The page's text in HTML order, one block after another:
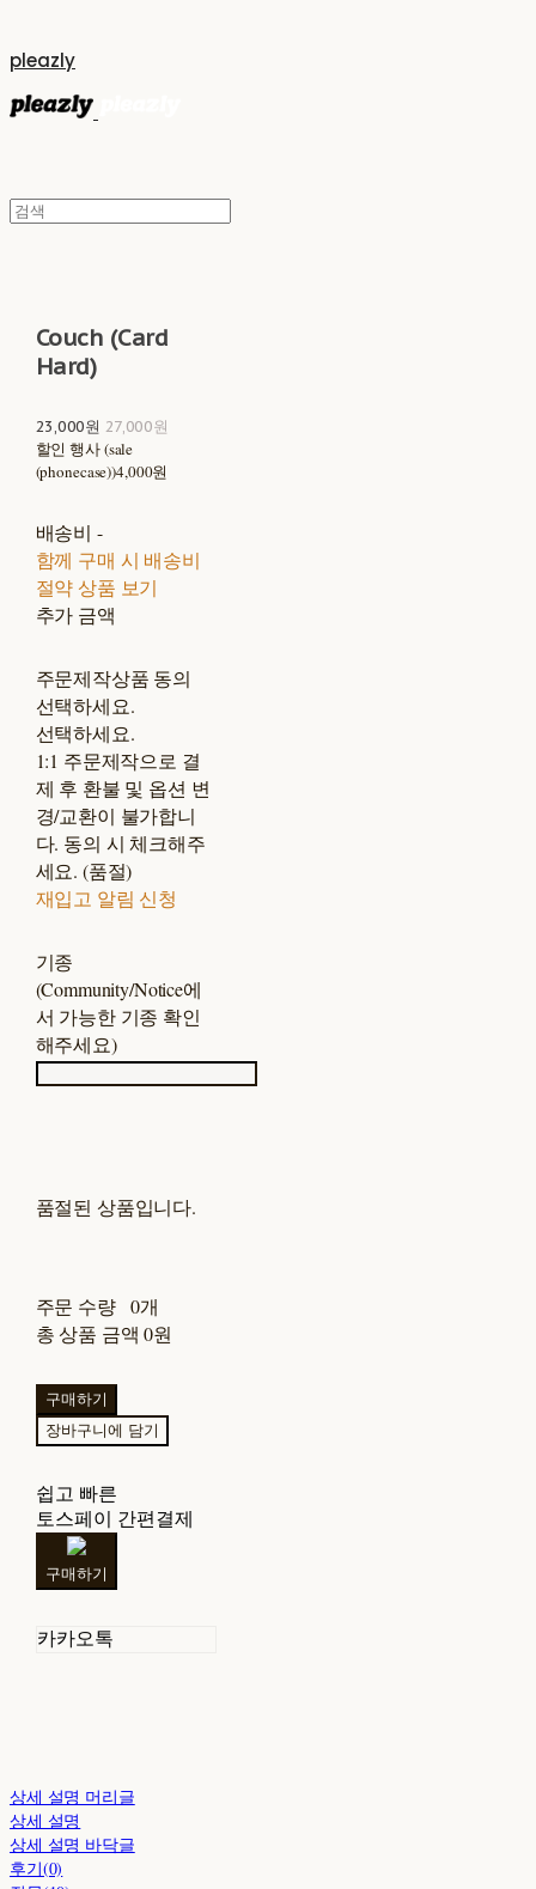
pleazly
Couch (Card
Hard)
23,000원 27,000원
할인 행사 (sale
(phonecase))4,000원
배송비 -
함께 구매 시 배송비
절약 상품 보기
추가 금액
주문제작상품 동의
선택하세요.
선택하세요.
1:1 주문제작으로 결
제 후 환불 및 옵션 변
경/교환이 불가합니
다. 동의 시 체크해주
세요. (품절)
재입고 알림 신청
기종
(Community/Notice에
서 가능한 기종 확인
해주세요)
품절된 상품입니다.
주문 수량 0개
총 상품 금액 0원
구매하기
장바구니에 담기
쉽고 빠른
토스페이 간편결제
구매하기
카카오톡
상세 설명 머리글
상세 설명
상세 설명 바닥글
후기(0)